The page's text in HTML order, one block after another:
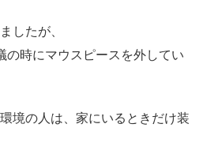
したが、
の時にマウスピースを外してい
境の人は、家にいるときだけ装